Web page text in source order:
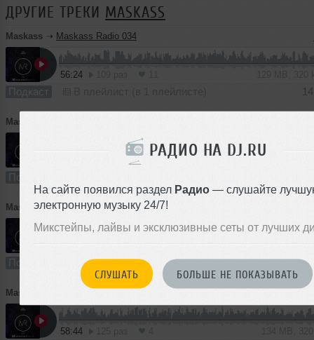
РАДИО НА DJ.RU
На сайте появился раздел Радио — слушайте
электронную музыку 24/7!
Микстейпы, лайвы и эксклюзивные сеты от лучших
СЛУШАТЬ БОЛЬШЕ НЕ ПОКАЗЫВАТЬ
ДРУГИЕ ТРЕКИ MASKASS
Maskass ➝ Maskass Radio 034
56:24
Подкаст
Maskass
Подкаст
Maskass ➝Maskass Radio 031
Подкаст В плейлист (в 1 плейлисте) 15
Maskass
58:44